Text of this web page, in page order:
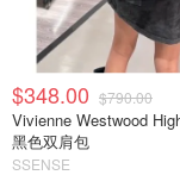
$348.00 $790.00
Vivienne Westwood Highland 小号
黑色双肩包
SSENSE